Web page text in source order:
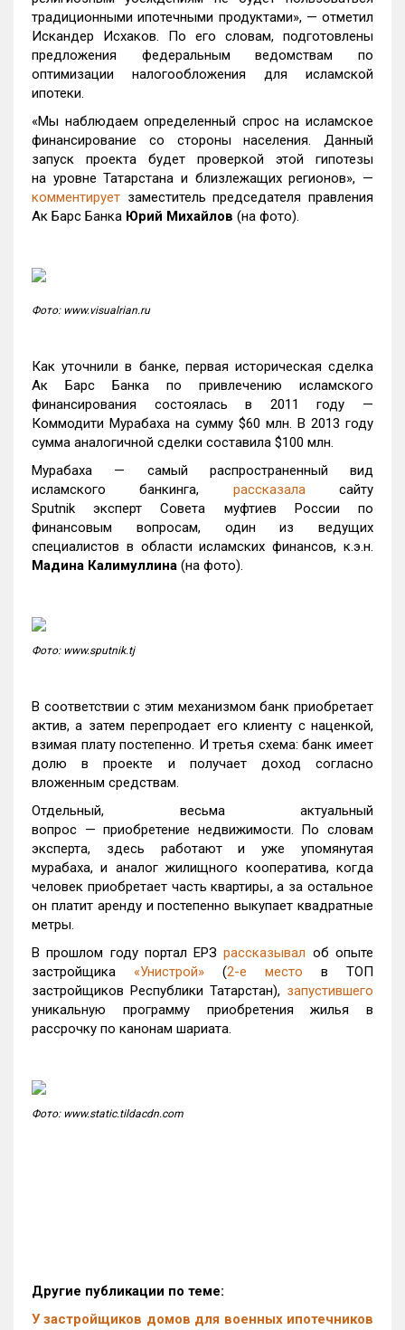
традиционными ипотечными продуктами», — отметил
Искандер Исхаков. По его словам, подготовлены
предложения федеральным ведомствам по
оптимизации налогообложения для исламской
ипотеки.
«Мы наблюдаем определенный спрос на исламское
финансирование со стороны населения. Данный
запуск проекта будет проверкой этой гипотезы
на уровне Татарстана и близлежащих регионов», —
комментирует заместитель председателя правления
Ак Барс Банка Юрий Михайлов (на фото).
Фото: www.visualrian.ru
Как уточнили в банке, первая историческая сделка
Ак Барс Банка по привлечению исламского
финансирования состоялась в 2011 году —
Коммодити Мурабаха на сумму $60 млн. В 2013 году
сумма аналогичной сделки составила $100 млн.
Мурабаха — самый распространенный вид
исламского банкинга, рассказаласайту
Sputnik эксперт Совета муфтиев России по
финансовым вопросам, один из ведущих
специалистов в области исламских финансов, к.э.н.
Мадина Калимуллина (на фото).
Фото: www.sputnik.tj
В соответствии с этим механизмом банк приобретает
актив, а затем перепродает его клиенту с наценкой,
взимая плату постепенно. И третья схема: банк имеет
долю в проекте и получает доход согласно
вложенным средствам.
Отдельный, весьма актуальный
вопрос — приобретение недвижимости. По словам
эксперта, здесь работают и уже упомянутая
мурабаха, и аналог жилищного кооператива, когда
человек приобретает часть квартиры, а за остальное
он платит аренду и постепенно выкупает квадратные
метры.
В прошлом году портал ЕРЗрассказывал об опыте
застройщика «Унистрой» (2-е место в ТОП
застройщиков Республики Татарстан), запустившего
уникальную программу приобретения жилья в
рассрочку по канонам шариата.
Фото: www.static.tildacdn.com
Другие публикации по теме:
У застройщиков домов для военных ипотечников